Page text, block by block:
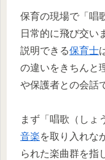
保育の現場で「唱
日常的に飛び交い
説明できる保育士
の違いをきちんと
や保護者との会話
まず「唱歌（しょ
音楽を取り入れな
られた楽曲群を指